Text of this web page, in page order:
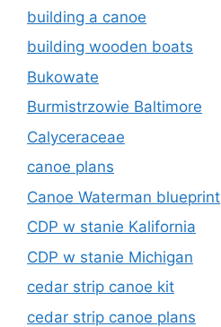
building a canoe
building wooden boats
Bukowate
Burmistrzowie Baltimore
Calyceraceae
canoe plans
Canoe Waterman blueprint
CDP w stanie Kalifornia
CDP w stanie Michigan
cedar strip canoe kit
cedar strip canoe plans